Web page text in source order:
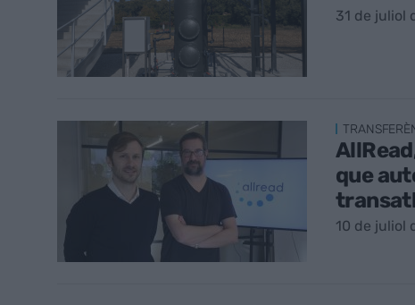
31 de juliol
que
10 de juliol